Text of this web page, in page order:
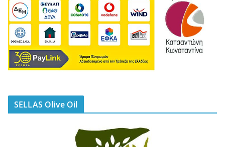
SELLAS Olive Oil